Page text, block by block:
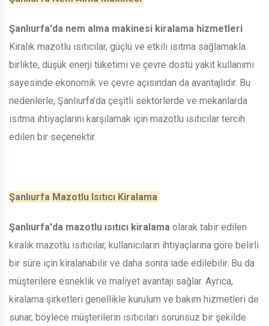
Şanlıurfa'da nem alma makinesi kiralama hizmetleri
Kiralık mazotlu ısıtıcılar, güçlü ve etkili ısıtma sağlamakla
birlikte, düşük enerji tüketimi ve çevre dostu yakıt kullanımı
sayesinde ekonomik ve çevre açısından da avantajlıdır. Bu
nedenlerle, Şanlıurfa'da çeşitli sektörlerde ve mekanlarda
ısıtma ihtiyaçlarını karşılamak için mazotlu ısıtıcılar tercih
edilen bir seçenektir.
Şanlıurfa Mazotlu Isıtıcı Kiralama
Şanlıurfa'da mazotlu ısıtıcı kiralama olarak tabir edilen
kiralık mazotlu ısıtıcılar, kullanıcıların ihtiyaçlarına göre belirli
bir süre için kiralanabilir ve daha sonra iade edilebilir. Bu da
müşterilere esneklik ve maliyet avantajı sağlar. Ayrıca,
kiralama şirketleri genellikle kurulum ve bakım hizmetleri de
sunar, böylece müşterilerin ısıtıcıları sorunsuz bir şekilde